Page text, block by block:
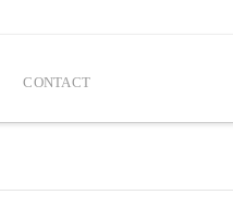
CONTACT